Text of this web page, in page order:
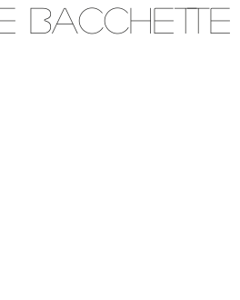
bacchette